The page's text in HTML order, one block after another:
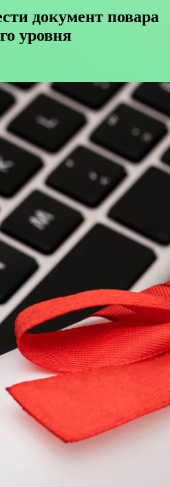
документ повара
уровня